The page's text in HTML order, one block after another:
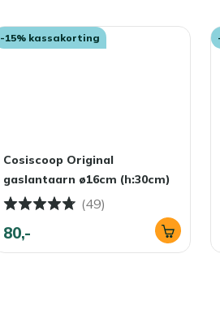
-15% kassakorting
Cosiscoop Original
gaslantaarn ø16cm (h:30cm)
(49)
80,-